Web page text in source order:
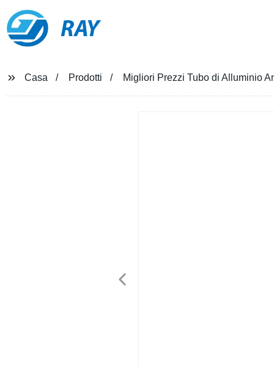
RAY
Casa Prodotti Migliori Prezzi Tubo di Alluminio